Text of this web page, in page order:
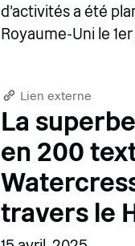
d'activités a été
Royaume-Uni le
Lien externe
La
en 200
travers le